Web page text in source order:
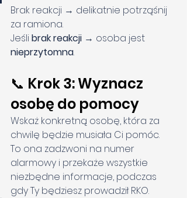
Brak reakcji → delikatnie potrząśnij
za ramiona.
Jeśli brak reakcji → osoba jest
nieprzytomna.
📞 Krok 3: Wyznacz
osobę do pomocy
Wskaż konkretną osobę, która za
chwilę będzie musiała Ci pomóc.
To ona zadzwoni na numer
alarmowy i przekaże wszystkie
niezbędne informacje, podczas
gdy Ty będziesz prowadził RKO.